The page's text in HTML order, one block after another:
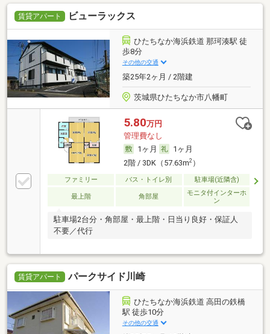
賃貸アパート ビューラックス
ひたちなか海浜鉄道 那珂湊駅 徒
歩8分
その他の交通
築25年2ヶ月 / 2階建
茨城県ひたちなか市八幡町
5.80万円
管理費なし
1ヶ月
1ヶ月
2階 / 3DK（57.63m2）
ファミリー バス・トイレ別 駐車場(近隣含)
最上階 角部屋
モニタ付インターホ
ン
駐車場2台分・角部屋・最上階・日当り良好・保証人
不要／代行
賃貸アパート パークサイド川崎
ひたちなか海浜鉄道 高田の鉄橋
駅 徒歩10分
その他の交通